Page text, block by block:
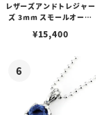
レザーズアンドトレジャー
ズ 3mm スモールオーバ
ブスタークラスプ＆LTロ
¥15,400